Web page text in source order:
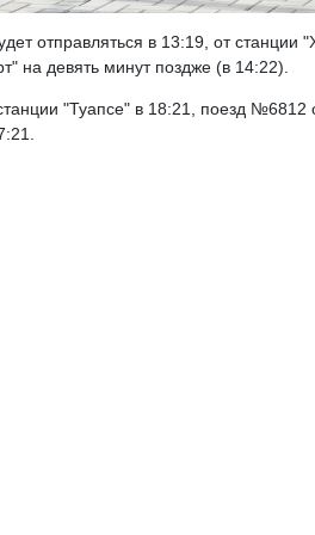
отправляться в 13:19, от станции
на девять минут поздже (в 14:22).
"Туапсе" в 18:21, поезд №6812